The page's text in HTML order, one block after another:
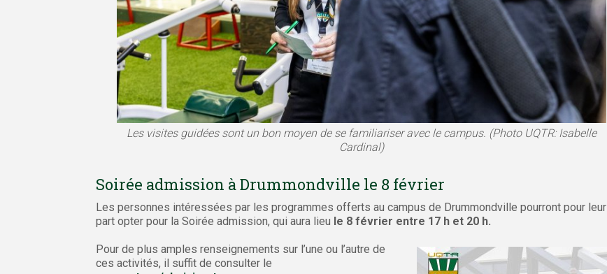
Les visites guidées sont un bon moyen de se familiariser avec le campus. (Photo UQTR: Isabelle
Cardinal)
Soirée admission à Drummondville le 8 février
Les personnes intéressées par les programmes offerts au campus de Drummondville pourront pour leur
part opter pour la Soirée admission, qui aura lieu le 8 février entre 17 h et 20 h.
Pour de plus amples renseignements sur l’une ou l’autre de
ces activités, il suffit de consulter le